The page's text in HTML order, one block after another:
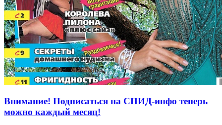
Внимание! Подписаться на СПИД-инфо теперь
можно каждый месяц!